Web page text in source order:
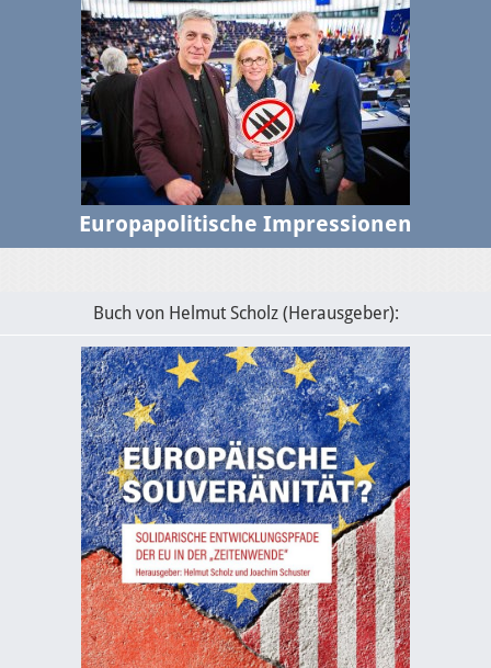
Europapolitische Impressionen
Buch von Helmut Scholz (Herausgeber):